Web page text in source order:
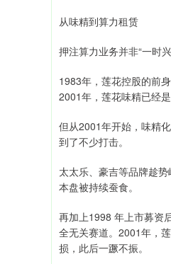
从味精到算力租赁
押注算力业务并非“一时
1983年，莲花控股的前
2001年，莲花味精已经
但从2001年开始，味精
到了不少打击。
太太乐、豪吉等品牌趁
本盘被持续蚕食。
再加上1998 年上市募资
全无关赛道。2001年，
损，此后一蹶不振。